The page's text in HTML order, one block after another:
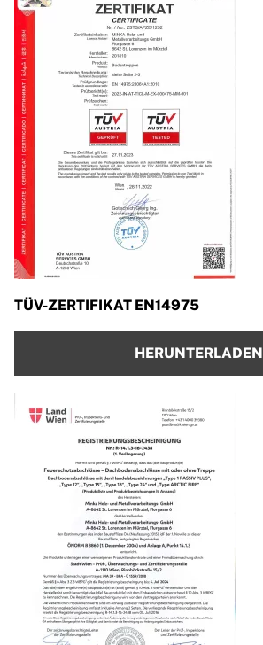
TÜV-ZERTIFIKAT EN14975
HERUNTERLADEN